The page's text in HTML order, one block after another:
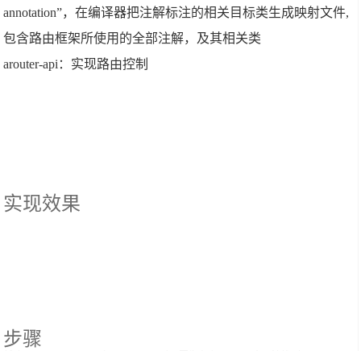
annotation”，在编译器把注解标注的相关目标类生成映射文件,
包含路由框架所使用的全部注解，及其相关类
arouter-api：实现路由控制
实现效果
步骤